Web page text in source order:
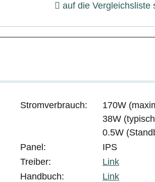
auf die Vergleichsliste
Stromverbrauch:
170W
38W
0.5W
Panel:
IPS
Treiber:
Link
Handbuch: Link